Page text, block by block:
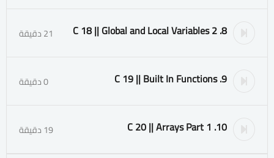
8. C 18 || Global and Local Variables 2 21 دقيقة
9. C 19 || Built In Functions 0 دقيقة
10. C 20 || Arrays Part 1 19 دقيقة